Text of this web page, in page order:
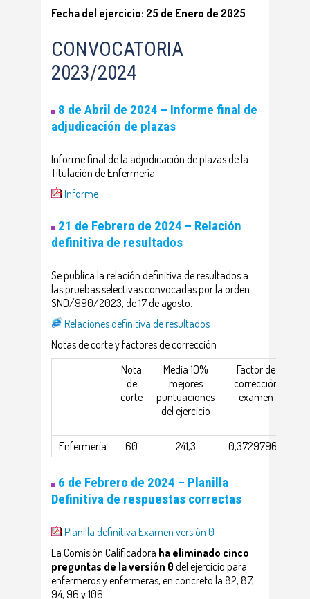
Fecha del ejercicio: 25 de Enero de 2025
CONVOCATORIA
2023/2024
8 de Abril de 2024 – Informe final de
adjudicación de plazas
Informe final de la adjudicación de plazas de la
Titulación de Enfermería
Informe
21 de Febrero de 2024 – Relación
definitiva de resultados
Se publica la relación definitiva de resultados a
las pruebas selectivas convocadas por la orden
SND/990/2023, de 17 de agosto.
Relaciones definitiva de resultados
Notas de corte y factores de corrección
Nota
de
corte
Media 10%
mejores
puntuaciones
del ejercicio
Factor de
corrección
examen
Enfermería
60 241,3 0,37297969
6 de Febrero de 2024 – Planilla
Definitiva de respuestas correctas
Planilla definitiva Examen versión 0
La Comisión Calificadora ha eliminado cinco
preguntas de la versión 0 del ejercicio para
enfermeros y enfermeras, en concreto la 82, 87,
94, 96 y 106.